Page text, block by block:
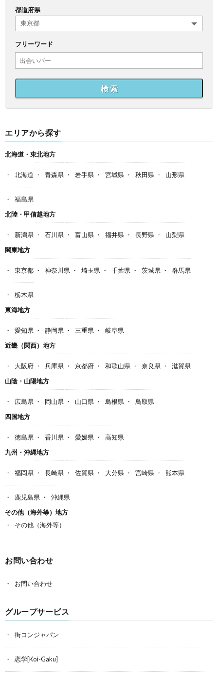
都道府県
フリーワード
検 索
エリアから探す
北海道・東北地方
北海道 青森県 岩手県 宮城県 秋田県 山形県
福島県
北陸・甲信越地方
新潟県 石川県 富山県 福井県 長野県
山梨県
関東地方
東京都 神奈川県 埼玉県 千葉県 茨城県 群馬県
栃木県
東海地方
愛知県 静岡県 三重県
岐阜県
近畿（関西）地方
大阪府 兵庫県 京都府 和歌山県 奈良県
滋賀県
山陰・山陽地方
広島県 岡山県 山口県 島根県
鳥取県
四国地方
徳島県 香川県 愛媛県
高知県
九州・沖縄地方
福岡県 長崎県 佐賀県 大分県 宮崎県 熊本県
鹿児島県
沖縄県
その他（海外等）地方
その他（海外等）
お問い合わせ
お問い合わせ
グループサービス
街コンジャパン
恋学[Koi-Gaku]